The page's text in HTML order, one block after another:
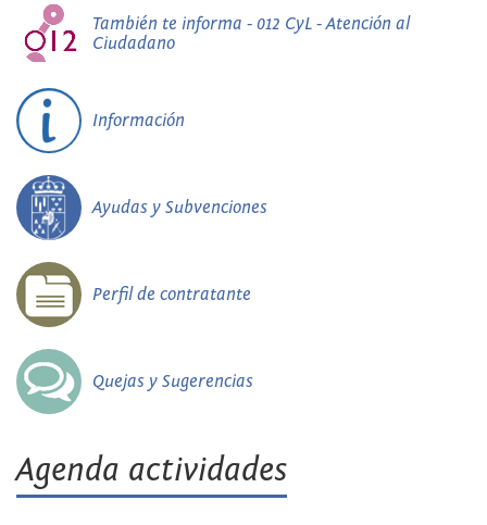
También te informa - 012 CyL - Atención al
Ciudadano
Información
Ayudas y Subvenciones
Perfil de contratante
Quejas y Sugerencias
Agenda actividades